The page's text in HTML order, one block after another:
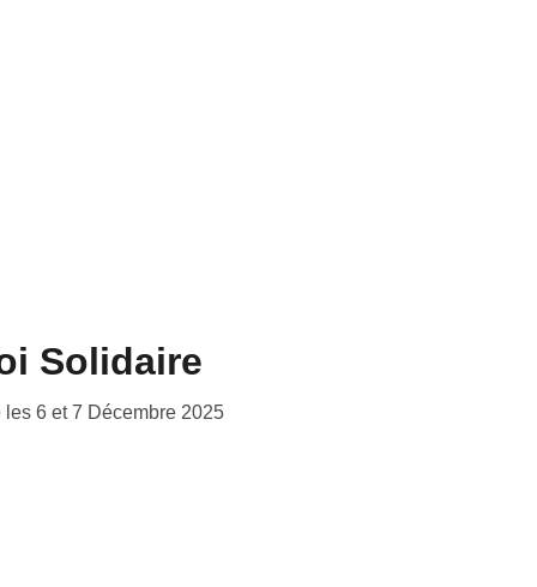
Solidaire
6 et 7 Décembre 2025